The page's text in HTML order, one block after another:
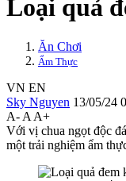
Loại quả
Ăn Chơi
Ẩm Thực
VN EN
Sky Nguyen 13/05/24
A- A A+
Với vị chua ngọt độc
một trải nghiệm ẩm